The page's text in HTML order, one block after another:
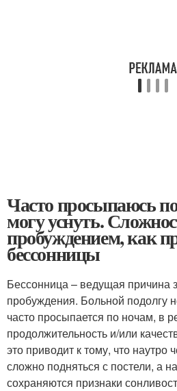
Часто просыпаюсь
могу уснуть.
пробуждением, как
бессонницы
Бессонница – ведущая причина
пробуждения. Больной подолгу
часто просыпается по ночам, в
продолжительность и/или
это приводит к тому, что наутро
сложно подняться с постели, а
сохраняются признаки